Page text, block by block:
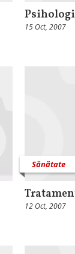
15 Oct, 2007
Sănătate
12 Oct, 2007